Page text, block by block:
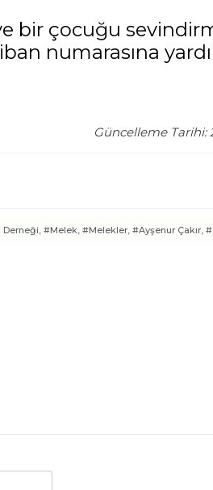
bir çocuğu
numarasına
Güncelleme Tarihi:
Derneği, #Melek, #Melekler, #Ayşenur Çakır,